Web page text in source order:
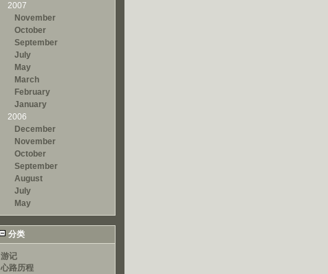
2007
November
October
September
July
May
March
February
January
2006
December
November
October
September
August
July
May
分类
游记
心路历程